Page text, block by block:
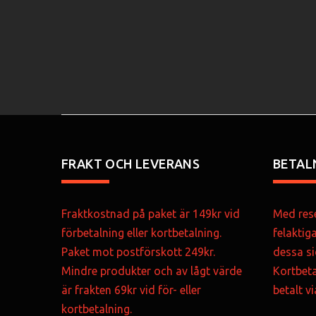
FRAKT OCH LEVERANS
Fraktkostnad på paket är 149kr vid
förbetalning eller kortbetalning.
Paket mot postförskott 249kr.
Mindre produkter och av lågt värde
är frakten 69kr vid för- eller
kortbetalning.
Med
dessa
betalt